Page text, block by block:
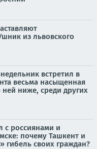
из львовского
встретил в
весьма насыщенная
ниже, среди других
с россиянами и
почему Ташкент и
гибель своих граждан?